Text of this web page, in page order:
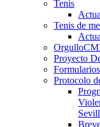
Tenis
Tenis de
Proyecto
Protocolo